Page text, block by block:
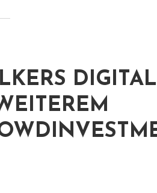
DIGITAL